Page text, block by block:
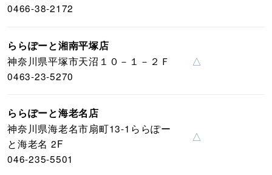
0466-38-2172
ららぽーと湘南平塚店
神奈川県平塚市天沼１０－１－２Ｆ
0463-23-5270
△
ららぽーと海老名店
神奈川県海老名市扇町13-1ららぽー
と海老名 2F
046-235-5501
△